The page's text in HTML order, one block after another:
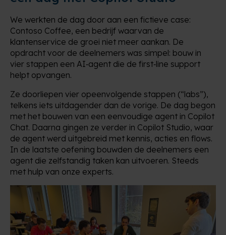
We werkten de dag door aan een fictieve case:
Contoso Coffee, een bedrijf waarvan de
klantenservice de groei niet meer aankan. De
opdracht voor de deelnemers was simpel: bouw in
vier stappen een AI‑agent die de first‑line support
helpt opvangen.
Ze doorliepen vier opeenvolgende stappen (“labs”),
telkens iets uitdagender dan de vorige. De dag begon
met het bouwen van een eenvoudige agent in Copilot
Chat. Daarna gingen ze verder in Copilot Studio, waar
de agent werd uitgebreid met kennis, acties en flows.
In de laatste oefening bouwden de deelnemers een
agent die zelfstandig taken kan uitvoeren. Steeds
met hulp van onze experts.